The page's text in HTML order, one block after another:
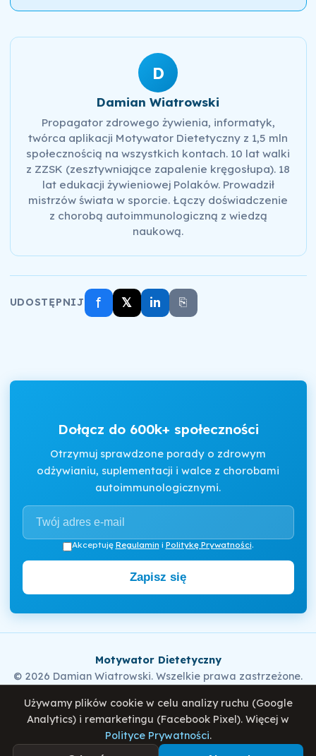
D
Damian Wiatrowski
Propagator zdrowego żywienia, informatyk,
twórca aplikacji Motywator Dietetyczny z 1,5 mln
społecznością na wszystkich kontach. 10 lat walki
z ZZSK (zesztywniające zapalenie kręgosłupa). 18
lat edukacji żywieniowej Polaków. Prowadził
mistrzów świata w sporcie. Łączy doświadczenie
z chorobą autoimmunologiczną z wiedzą
naukową.
UDOSTĘPNIJ f 𝕏 in ⎘
Dołącz do 600k+ społeczności
Otrzymuj sprawdzone porady o zdrowym
odżywianiu, suplementacji i walce z chorobami
autoimmunologicznymi.
Akceptuję Regulamin i Politykę Prywatności.
Zapisz się
Motywator Dietetyczny
© 2026 Damian Wiatrowski. Wszelkie prawa zastrzeżone.
Polityka Prywatności RegulaminO mnie Blog
Co jeść a czego unikać podczas SIBO - Leczenie,
Używamy plików cookie w celu analizy ruchu (Google
Analytics) i remarketingu (Facebook Pixel). Więcej w
Polityce Prywatności.